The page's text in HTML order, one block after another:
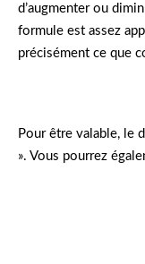
d’augmenter ou
formule est assez
précisément ce que
Pour être valable, le
». Vous pourrez